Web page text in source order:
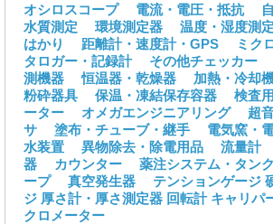
オシロスコープ 電流・電圧・抵抗
水質測定
環境測定器 温度・湿度測
はかり
距離計・速度計・GPS ミク
タロガー・記録計
その他チェッカー
測機器
恒温器・乾燥器 加熱・冷却
粉砕器具
保温・凍結保存容器 検査
ーター
オメガエンジニアリング 超
サ
塗布・チューブ・継手 電気窯・
水装置
異物除去・除電用品 流量計
器
カウンター 薬注システム・タンク
ープ
真空発生器 テンションゲージ
ジ 厚さ計・厚さ測定器 回転計 キャリパ
クロメーター